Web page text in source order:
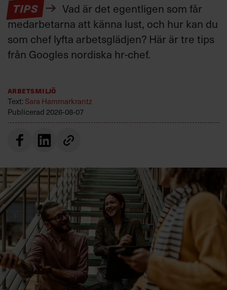
TIPS
Vad är det egentligen som får
medarbetarna att känna lust, och hur kan du
som chef lyfta arbetsglädjen? Här är tre tips
från Googles nordiska hr-chef.
Arbetsmiljö
Text:Sara Hammarkrantz
Publicerad 2026-08-07